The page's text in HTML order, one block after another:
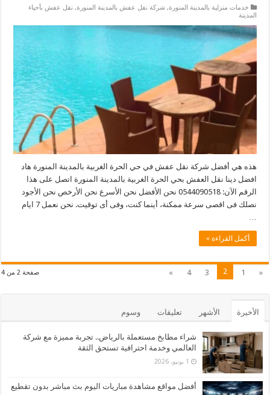
خدمات منزلية بالمدينة المنورة,شركة نقل عفش بالمدينة المنورة, نقل عفش بأحياء
المدينة
هذه هي أفضل شركة نقل عفش في حي الحرة الغربية بالمدينة المنورة هاد
افضل دينا نقل العفش بحي الحرة الغربية بالمدينة المنورة اتصل على هذا
الرقم الآن: 0544090518 نحن الأفضل نحن الأسرع نحن الأرخص نحن الأجود
نصلك فى اقصى سرعة ممكنة، أينما كنت، وفى أى توقيت. نحن نعمل 7 ايام
…
أكمل القراءة »
صفحة 2 من 4 «
1
2
3
4
»
الأخيرة الأشهر تعليقات وسوم
شراء مطابخ مستعملة بالرياض.. تجربة مميزة مع شركة
العالمي وخدمة احترافية تستحق الثقة
1 يونيو، 2026
أفضل مواقع مشاهدة مباريات اليوم بث مباشر بدون تقطيع